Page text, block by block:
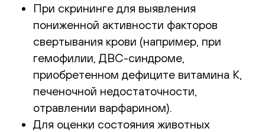
При скрининге для выявления
пониженной активности факторов
свертывания крови (например, при
гемофилии, ДВС-синдроме
приобретенном дефиците витамина К,
печеночной недостаточности,
отравлении варфарином).
Для оценки состояния животных